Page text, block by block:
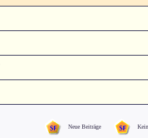
Neue Beiträge